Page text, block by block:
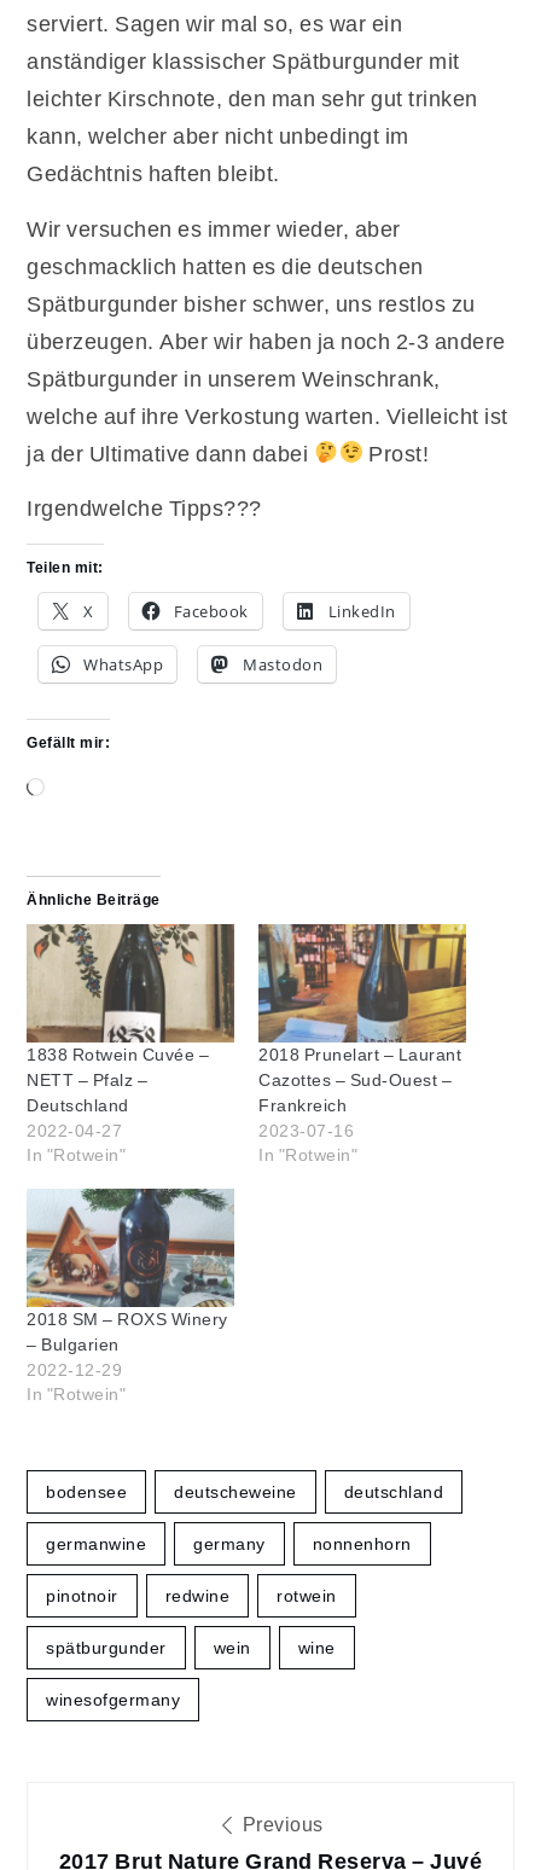
serviert. Sagen wir mal so, es war ein
anständiger klassischer Spätburgunder mit
leichter Kirschnote, den man sehr gut trinken
kann, welcher aber nicht unbedingt im
Gedächtnis haften bleibt.
Wir versuchen es immer wieder, aber
geschmacklich hatten es die deutschen
Spätburgunder bisher schwer, uns restlos zu
überzeugen. Aber wir haben ja noch 2-3 andere
Spätburgunder in unserem Weinschrank,
welche auf ihre Verkostung warten. Vielleicht ist
ja der Ultimative dann dabei
Prost!
Irgendwelche Tipps???
Teilen mit:
X Facebook LinkedIn
WhatsApp Mastodon
Gefällt mir:
Wird
Ähnliche Beiträge
1838 Rotwein Cuvée –
NETT – Pfalz –
Deutschland
2022-04-27
In "Rotwein"
2018 Prunelart – Laurant
Cazottes – Sud-Ouest –
Frankreich
2023-07-16
In "Rotwein"
2018 SM – ROXS Winery
– Bulgarien
2022-12-29
In "Rotwein"
bodensee deutscheweine deutschland
germanwine germany nonnenhorn
pinotnoir redwine rotwein
spätburgunder wein wine
winesofgermany
Beitragsnavigation
Previous
2017 Brut Nature Grand Reserva – Juvé